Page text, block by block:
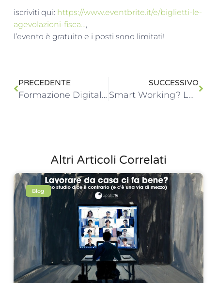
iscriviti qui: https://www.eventbrite.it/e/biglietti-le-
agevolazioni-fisca…,
l’evento è gratuito e i posti sono limitati!
PRECEDENTE
Formazione Digitale – Business Breakfast a Cattolica
SUCCESSIVO
Smart Working? LEGGE APPROVATA!!
Altri Articoli Correlati
Blog